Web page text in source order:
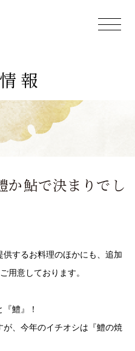
報
か鮎で決まりでし
するお料理のほかにも、追加
用意しております。
鱧』！
、今年のイチオシは『鱧の焼